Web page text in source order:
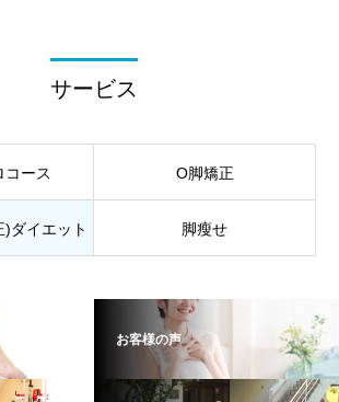
サービス
コース O脚矯正
ダイエット 脚瘦せ
お客様の声